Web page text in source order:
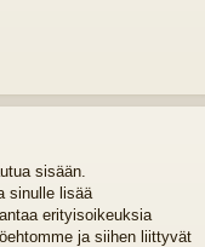
sisään.
sinulle lisää
erityisoikeuksia
ja siihen liittyvät